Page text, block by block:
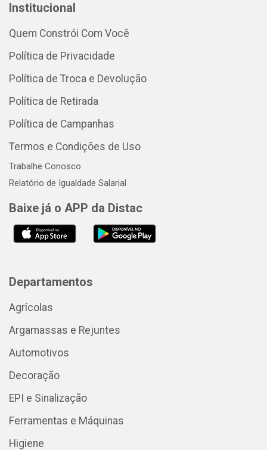
Institucional
Quem Constrói Com Você
Política de Privacidade
Política de Troca e Devolução
Política de Retirada
Política de Campanhas
Termos e Condições de Uso
Trabalhe Conosco
Relatório de Igualdade Salarial
Baixe já o APP da Distac
Departamentos
Agrícolas
Argamassas e Rejuntes
Automotivos
Decoração
EPI e Sinalização
Ferramentas e Máquinas
Higiene